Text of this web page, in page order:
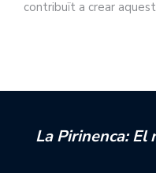
contribuït a crear
La Pirinenca: El